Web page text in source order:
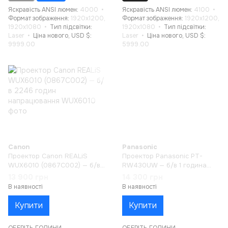
Яскравість ANSI люмен 4000
Формат зображення 1920x1200,
1920x1080
Тип підсвітки
Laser
Ціна нового, USD $
9999.00
Яскравість ANSI люмен 4100
Формат зображення 1920x1200,
1920x1080
Тип підсвітки
Laser
Ціна нового, USD $
5999.00
Canon
Проектор Canon REALiS
WUX6010 (0867C002) — б/в
В наявності
Купити
Panasonic
Проектор Panasonic PT-
RW430UW — б/в 1 година
В наявності
Купити